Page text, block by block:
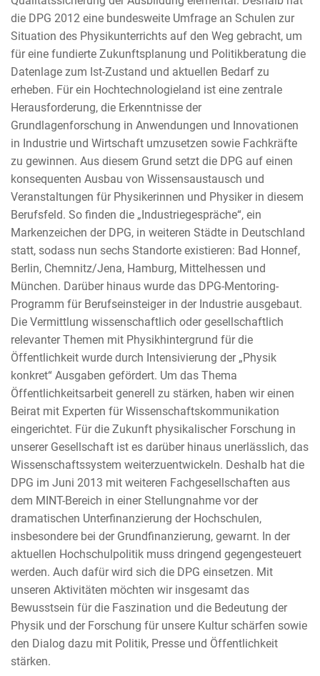
die DPG 2012 eine bundesweite Umfrage an Schulen zur
Situation des Physikunterrichts auf den Weg gebracht, um
für eine fundierte Zukunftsplanung und Politikberatung die
Datenlage zum Ist-Zustand und aktuellen Bedarf zu
erheben. Für ein Hochtechnologieland ist eine zentrale
Herausforderung, die Erkenntnisse der
Grundlagenforschung in Anwendungen und Innovationen
in Industrie und Wirtschaft umzusetzen sowie Fachkräfte
zu gewinnen. Aus diesem Grund setzt die DPG auf einen
konsequenten Ausbau von Wissensaustausch und
Veranstaltungen für Physikerinnen und Physiker in diesem
Berufsfeld. So finden die „Industriegespräche“, ein
Markenzeichen der DPG, in weiteren Städte in Deutschland
statt, sodass nun sechs Standorte existieren: Bad Honnef,
Berlin, Chemnitz/Jena, Hamburg, Mittelhessen und
München. Darüber hinaus wurde das DPG-Mentoring-
Programm für Berufseinsteiger in der Industrie ausgebaut.
Die Vermittlung wissenschaftlich oder gesellschaftlich
relevanter Themen mit Physikhintergrund für die
Öffentlichkeit wurde durch Intensivierung der „Physik
konkret“ Ausgaben gefördert. Um das Thema
Öffentlichkeitsarbeit generell zu stärken, haben wir einen
Beirat mit Experten für Wissenschaftskommunikation
eingerichtet. Für die Zukunft physikalischer Forschung in
unserer Gesellschaft ist es darüber hinaus unerlässlich, das
Wissenschaftssystem weiterzuentwickeln. Deshalb hat die
DPG im Juni 2013 mit weiteren Fachgesellschaften aus
dem MINT-Bereich in einer Stellungnahme vor der
dramatischen Unterfinanzierung der Hochschulen,
insbesondere bei der Grundfinanzierung, gewarnt. In der
aktuellen Hochschulpolitik muss dringend gegengesteuert
werden. Auch dafür wird sich die DPG einsetzen. Mit
unseren Aktivitäten möchten wir insgesamt das
Bewusstsein für die Faszination und die Bedeutung der
Physik und der Forschung für unsere Kultur schärfen sowie
den Dialog dazu mit Politik, Presse und Öffentlichkeit
stärken.